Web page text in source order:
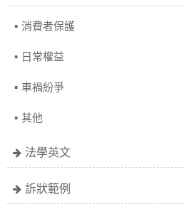
消費者保護
日常權益
車禍紛爭
其他
法學英文
訴狀範例